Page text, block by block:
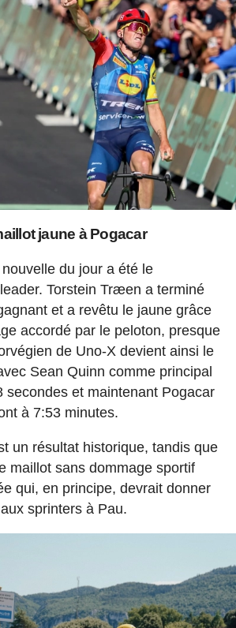
jaune à Pogacar
du jour a été le
Torstein Træen a terminé
et a revêtu le jaune grâce
accordé par le peloton, presque
de Uno-X devient ainsi le
Sean Quinn comme principal
secondes et maintenant Pogacar
à 7:53 minutes.
un résultat historique, tandis que
maillot sans dommage sportif
qui, en principe, devrait donner
sprinters à Pau.